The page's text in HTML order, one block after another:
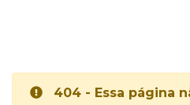
404 - Essa página